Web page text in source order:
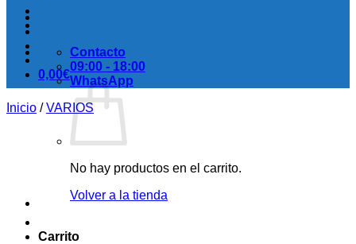
0,00€
No hay productos en el carrito.
Volver a la tienda
Carrito
Contacto
09:00 - 18:00
WhatsApp
Inicio / VARIOS